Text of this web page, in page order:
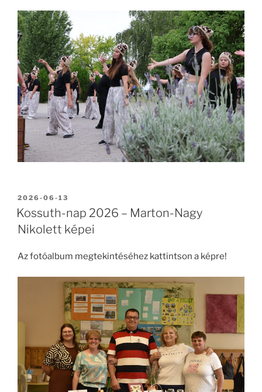
BEKÜLDVE:
2026-06-13
Kossuth-nap 2026 – Marton-Nagy
Nikolett képei
Az fotóalbum megtekintéséhez kattintson a képre!